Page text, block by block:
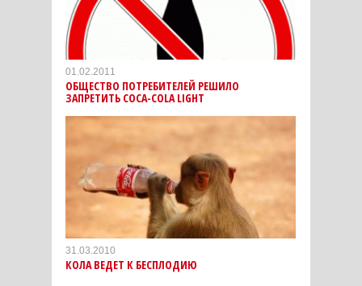
01.02.2011
ОБЩЕСТВО ПОТРЕБИТЕЛЕЙ РЕШИЛО
ЗАПРЕТИТЬ СOCA-СOLA LIGHT
31.03.2010
КОЛА ВЕДЕТ К БЕСПЛОДИЮ